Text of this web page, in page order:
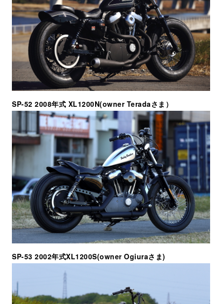
SP-52 2008年式 XL1200N(owner Teradaさま）
SP-53 2002年式XL1200S(owner Ogiuraさま)